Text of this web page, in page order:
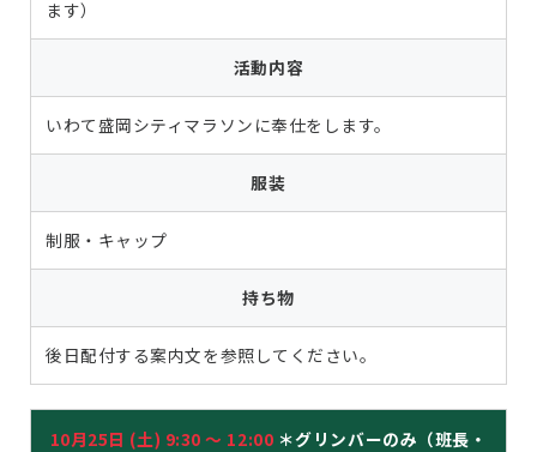
ます）
活動内容
いわて盛岡シティマラソンに奉仕をします。
服装
制服・キャップ
持ち物
後日配付する案内文を参照してください。
10月25日 (土) 9:30 ～ 12:00 ＊グリンバーのみ（班長・